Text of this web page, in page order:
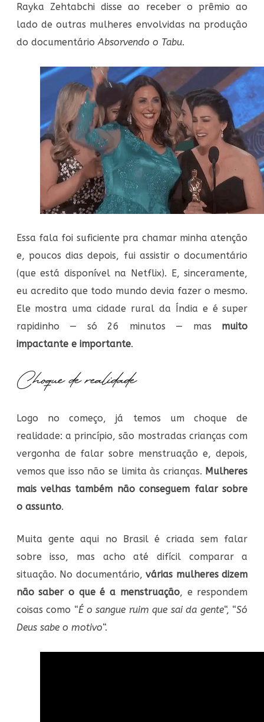
Rayka Zehtabchi disse ao receber o prêmio ao
lado de outras mulheres envolvidas na produção
do documentárioAbsorvendo o Tabu.
Essa fala foi suficiente pra chamar minha atenção
e, poucos dias depois, fui assistir o documentário
(que está disponível na Netflix). E, sinceramente,
eu acredito que todo mundo devia fazer o mesmo.
Ele mostra uma cidade rural da Índia e é super
rapidinho — só 26 minutos — mas muito
impactante e importante.
Choque de realidade
Logo no começo, já temos um choque de
realidade: a princípio, são mostradas crianças com
vergonha de falar sobre menstruação e, depois,
vemos que isso não se limita às crianças. Mulheres
mais velhas também não conseguem falar sobre
o assunto.
Muita gente aqui no Brasil é criada sem falar
sobre isso, mas acho até difícil comparar a
situação. No documentário,várias mulheres dizem
não saber o que é a menstruação, e respondem
coisas como “É o sangue ruim que sai da gente“, “Só
Deus sabe o motivo“.